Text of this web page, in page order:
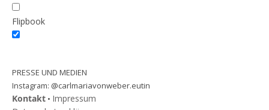
Flipbook
PRESSE UND MEDIEN
Instagram: @carlmariavonweber.eutin
Kontakt • Impressum